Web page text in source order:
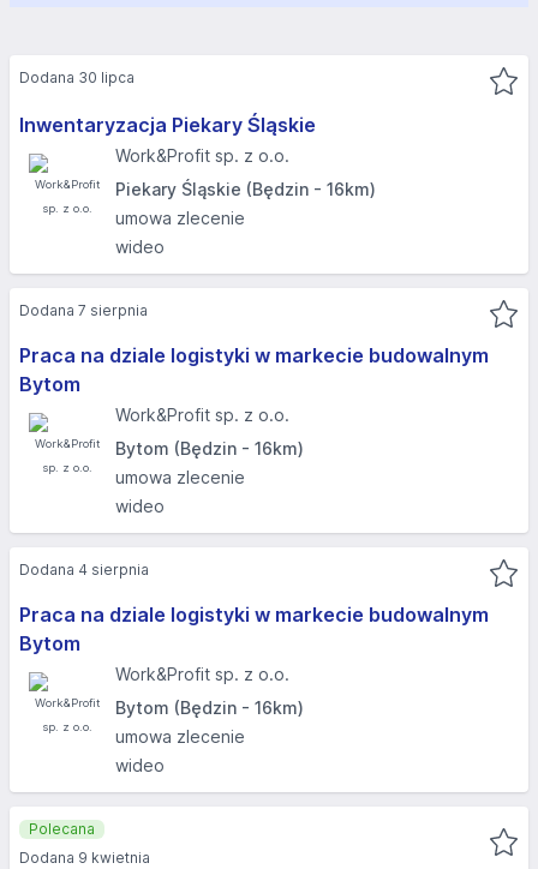
Inwentaryzacja Piekary Śląskie
Work&Profit sp. z o.o.
Piekary Śląskie (Będzin - 16km)
umowa zlecenie
wideo
Dodana 30 lipca
Praca na dziale logistyki w markecie budowalnym
Bytom
Work&Profit sp. z o.o.
Bytom (Będzin - 16km)
umowa zlecenie
wideo
Dodana 7 sierpnia
Praca na dziale logistyki w markecie budowalnym
Bytom
Work&Profit sp. z o.o.
Bytom (Będzin - 16km)
umowa zlecenie
wideo
Dodana 4 sierpnia
Polecana
Dodana 9 kwietnia